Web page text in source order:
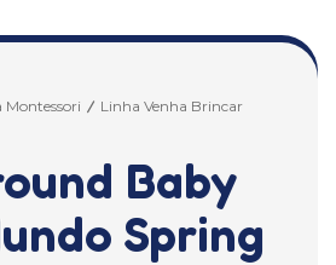
Montessori Linha Venha Brincar
Baby
Spring